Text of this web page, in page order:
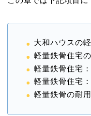
大和ハウスの
軽量鉄骨住宅
軽量鉄骨住宅
軽量鉄骨住宅
軽量鉄骨の耐